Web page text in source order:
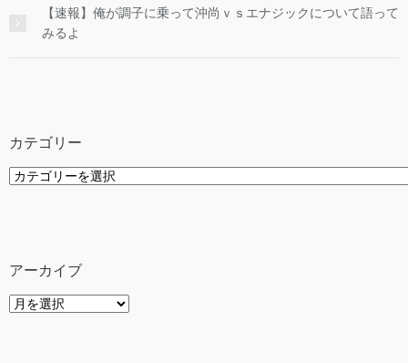
【速報】俺が調子に乗って沖尚ｖｓエナジックについて語って
みるよ
カテゴリー
カ
アーカイブ
ア